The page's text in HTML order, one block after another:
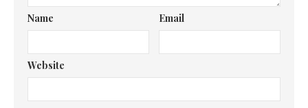
Name Email
Website